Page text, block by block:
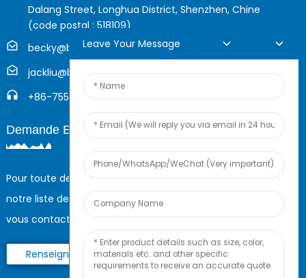
Dalang Street, Longhua District, Shenzhen, Chine
(code postal : 518109)
becky@boyingcable.com
jackliu@boyingcable.com
+86-755-21014277
Demande En Ligne
Pour toute demande de renseignements sur nos produits ou
notre liste de prix, veuillez nous laisser votre e-mail et nous
vous contacterons dans les 24 heures.
Renseignez-Vous Maintenant
Leave Your Message